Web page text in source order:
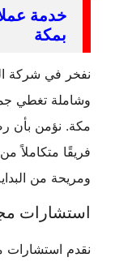
خدمة
بمكة
نفخر في شركة
وشاملة تغطي
مكة. نؤمن بأن
فريقًا متكاملاً
ومريحة من
استشارات
نقدم استشارات